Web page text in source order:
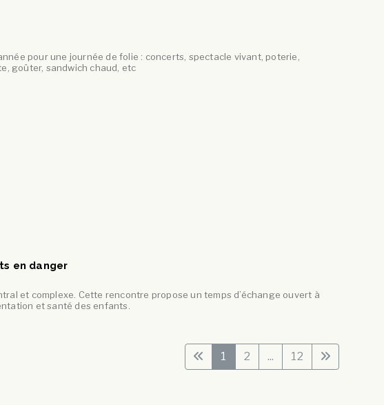
pour une journée de folie : concerts, spectacle vivant, poterie,
goûter, sandwich chaud, etc
en danger
et complexe. Cette rencontre propose un temps d’échange ouvert à
et santé des enfants.
1 2 ...
12